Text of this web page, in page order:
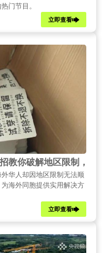
门节目。
立即查看
教你破解地区限制，秒
华人却因地区限制无法顺
海外同胞提供实用解决方
立即查看